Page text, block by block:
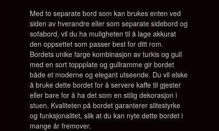
Med to separate bord som kan brukes enten ved
siden av hverandre eller som separate sidebord og
sofabord, vil du ha muligheten til å lage akkurat
den oppsettet som passer best for ditt rom.
Bordets unike farge kombinasjon av turkis og gull
med en sort toppplate og gullramme gir bordet
både et moderne og elegant utseende. Du vil elske
å bruke dette bordet for å servere kaffe til gjester
eller bare for å ha det som en stilig dekorasjon i
stuen. Kvaliteten på bordet garanterer slitestyrke
og funksjonalitet, slik at du kan nyte dette bordet i
mange år fremover.